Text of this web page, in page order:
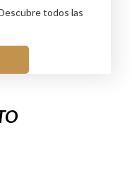
todos las